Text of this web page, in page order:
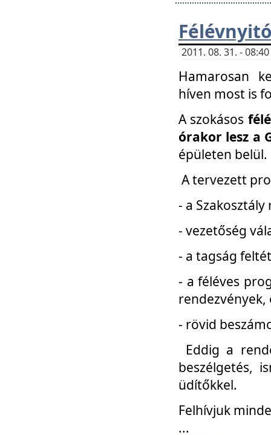
2011. 08. 31. -
Hamarosan
híven most is
A szokásos
órakor lesz a
épületen belül.
A tervezett
- a
- vezetőség
- a tagság
- a féléves
- rövid
Eddig a
beszélgetés,
üdítőkkel.
Felhívjuk
...